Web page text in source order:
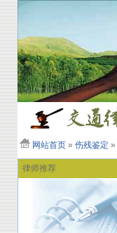
网站首页 » 伤残鉴定 »
律师推荐